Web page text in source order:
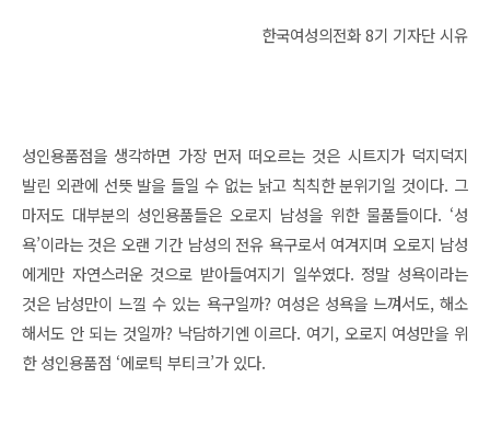
한국여성의전화 8기 기자단 시유
성인용품점을 생각하면 가장 먼저 떠오르는 것은 시트지가 덕지덕지
발린 외관에 선뜻 발을 들일 수 없는 낡고 칙칙한 분위기일 것이다. 그
마저도 대부분의 성인용품들은 오로지 남성을 위한 물품들이다. ‘성
욕’이라는 것은 오랜 기간 남성의 전유 욕구로서 여겨지며 오로지 남성
에게만 자연스러운 것으로 받아들여지기 일쑤였다. 정말 성욕이라는
것은 남성만이 느낄 수 있는 욕구일까? 여성은 성욕을 느껴서도, 해소
해서도 안 되는 것일까? 낙담하기엔 이르다. 여기, 오로지 여성만을 위
한 성인용품점 ‘에로틱 부티크’가 있다.